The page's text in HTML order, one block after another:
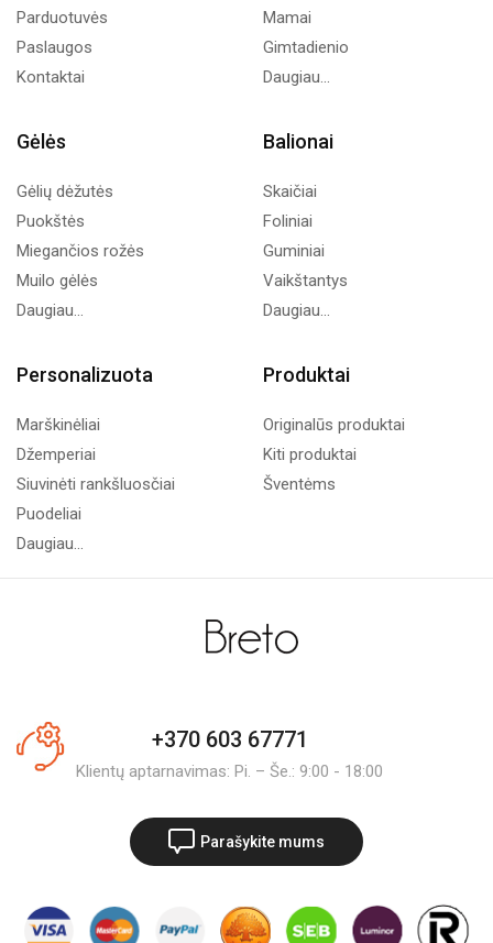
Parduotuvės
Paslaugos
Kontaktai
Mamai
Gimtadienio
Daugiau...
Gėlės
Gėlių dėžutės
Puokštės
Miegančios rožės
Muilo gėlės
Daugiau...
Balionai
Skaičiai
Foliniai
Guminiai
Vaikštantys
Daugiau...
Personalizuota
Marškinėliai
Džemperiai
Siuvinėti rankšluosčiai
Puodeliai
Daugiau...
Produktai
Originalūs produktai
Kiti produktai
Šventėms
+370 603 67771
Klientų aptarnavimas: Pi. – Še.: 9:00 - 18:00
Parašykite mums